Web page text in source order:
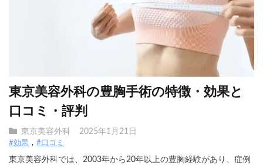
東京美容外科の豊胸手術の特徴・効果と
口コミ・評判
東京美容外科 2025年1月21日
#効果 #口コミ
東京美容外科では、2003年から20年以上の豊胸経験があり、症例